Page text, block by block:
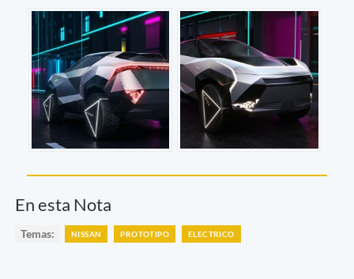
En esta Nota
Temas: NISSAN PROTOTIPO ELECTRICO